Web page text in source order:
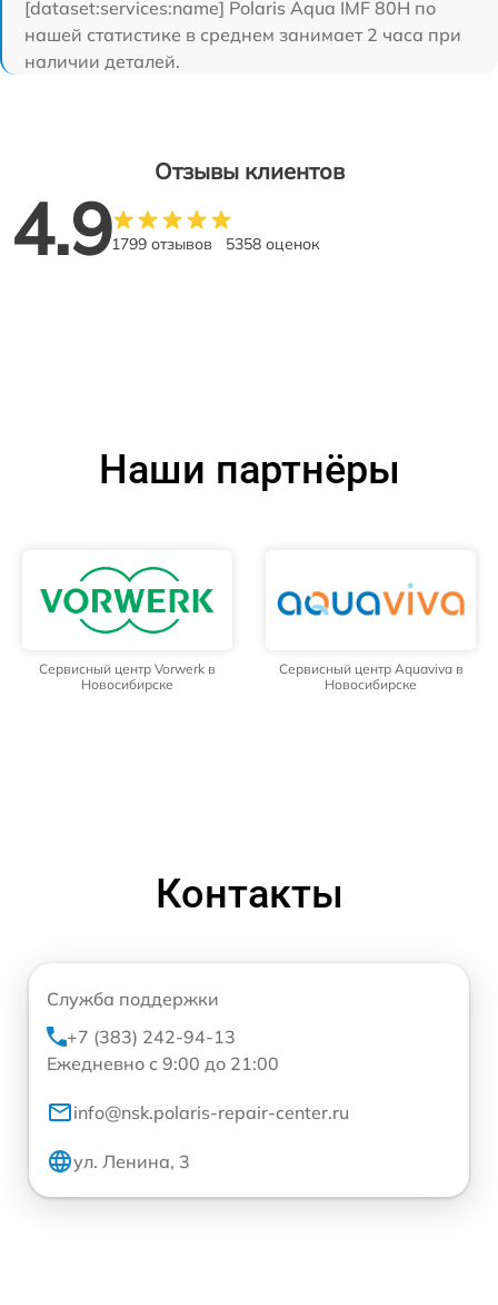
[dataset:services:name] Polaris Aqua IMF 80H по
нашей статистике в среднем занимает 2 часа при
наличии деталей.
Отзывы клиентов
4.91799 отзывов 5358 оценок
Наши партнёры
Сервисный центр Vorwerk в
Новосибирске
Сервисный центр Aquaviva в
Новосибирске
Контакты
Служба поддержки
+7 (383) 242-94-13
Ежедневно с 9:00 до 21:00
info@nsk.polaris-repair-center.ru
ул. Ленина, 3